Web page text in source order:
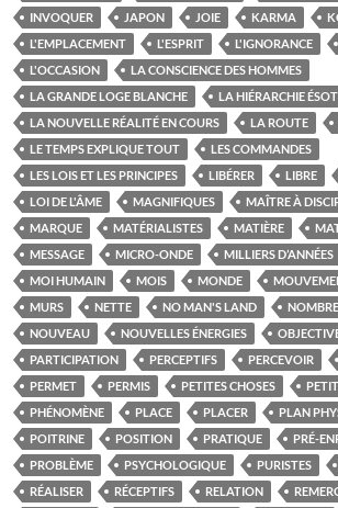
INVOQUER
JAPON JOIE KARMA
L'EMPLACEMENT
L'ESPRIT L'IGNORANCE
L'OCCASION
LA CONSCIENCE DES HOMMES
LA GRANDE LOGE BLANCHE
LA HIÉRARCHIE
LA NOUVELLE RÉALITÉ EN COURS
LA ROUTE
LE TEMPS EXPLIQUE TOUT
LES COMMANDES
LES LOIS ET LES PRINCIPES
LIBÉRER LIBRE
LOI DE L'ÂME
MAGNIFIQUES MAÎTRE À
MARQUE
MATÉRIALISTES MATIÈRE
MESSAGE
MICRO-ONDE MILLIERS D’ANNÉES
MOI HUMAIN
MOIS MONDE
MURS
NETTE NO MAN'S LAND
NOUVEAU
NOUVELLES ÉNERGIES
PARTICIPATION
PERCEPTIFS PERCEVOIR
PERMET
PERMIS PETITES CHOSES
PHÉNOMÈNE
PLACE PLACER PLAN
POITRINE
POSITION PRATIQUE PRÉ-
PROBLÈME
PSYCHOLOGIQUE PURISTES
RÉALISER
RÉCEPTIFS RELATION